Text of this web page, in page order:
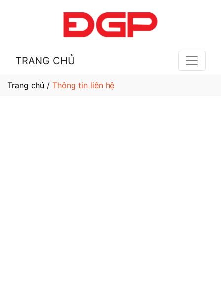
TRANG CHỦ
Trang chủ / Thông tin liên hệ